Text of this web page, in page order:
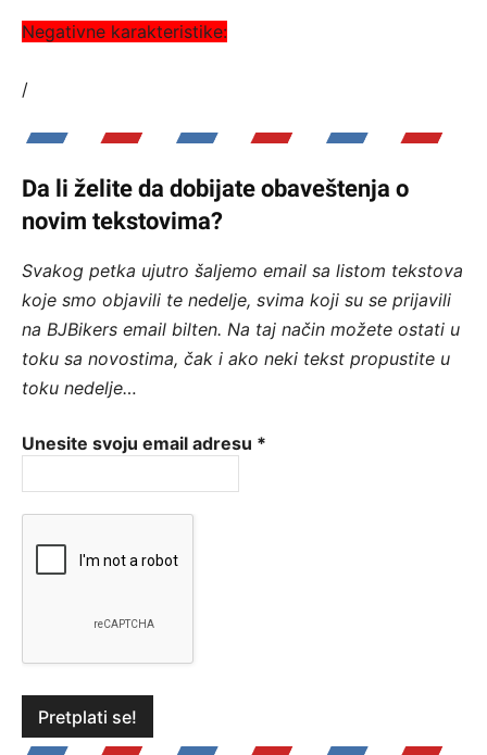
Negativne karakteristike:
/
Da li želite da dobijate obaveštenja o
novim tekstovima?
Svakog petka ujutro šaljemo email sa listom tekstova
koje smo objavili te nedelje, svima koji su se prijavili
na BJBikers email bilten. Na taj način možete ostati u
toku sa novostima, čak i ako neki tekst propustite u
toku nedelje…
Unesite svoju email adresu *